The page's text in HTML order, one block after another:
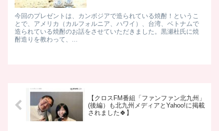
​ 今回のプレゼントは、カンボジアで造られている焼酎！というこ
とで、 ​ アメリカ（カルフォルニア、ハワイ）、台湾、ベトナムで
造られている焼酎のお話をさせていただきました。 ​ 黒瀬杜氏に焼
酎造りを教わって、...
【クロスFM番組「ファンファン北九州」
(後編）も北九州メディアとYahoo!に掲載
されました🍀】